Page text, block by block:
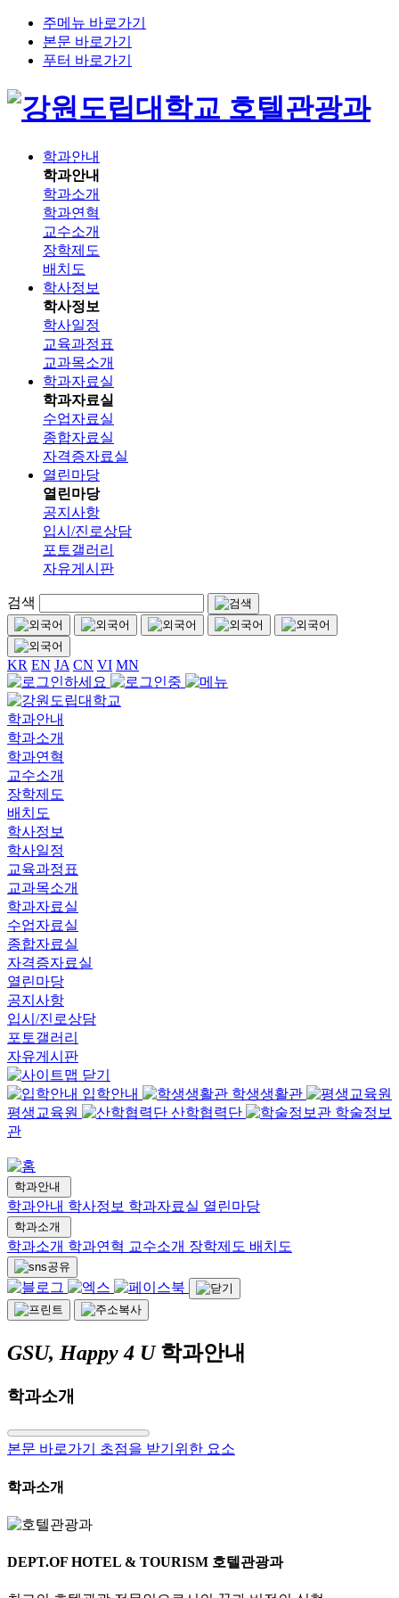
주메뉴 바로가기
본문 바로가기
푸터 바로가기
호텔관광과
학과안내
학과안내
학과소개
학과연혁
교수소개
장학제도
배치도
학사정보
학사정보
학사일정
교육과정표
교과목소개
학과자료실
학과자료실
수업자료실
종합자료실
자격증자료실
열린마당
열린마당
공지사항
입시/진로상담
포토갤러리
자유게시판
검색
KR EN JA CN VI MN
학과안내
학과소개
학과연혁
교수소개
장학제도
배치도
학사정보
학사일정
교육과정표
교과목소개
학과자료실
수업자료실
종합자료실
자격증자료실
열린마당
공지사항
입시/진로상담
포토갤러리
자유게시판
입학안내
학생생활관
평생교육원
산학협력단
학술정보
관
학과안내
학과안내 학사정보 학과자료실 열린마당
학과소개
학과소개 학과연혁 교수소개 장학제도 배치도
GSU, Happy 4 U 학과안내
학과소개
본문 바로가기 초점을 받기위한 요소
학과소개
DEPT.OF HOTEL & TOURISM 호텔관광과